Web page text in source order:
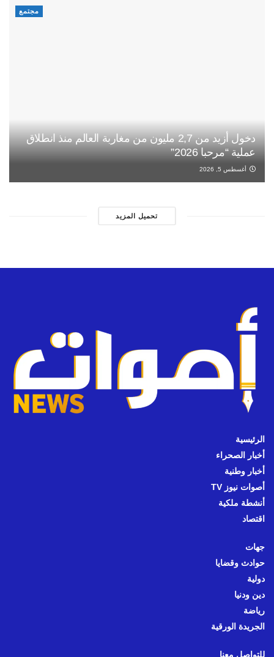
مجتمع
دخول أزيد من 2,7 مليون من مغاربة العالم منذ انطلاق
عملية “مرحبا 2026”
أغسطس 5, 2026
تحميل المزيد
الرئيسية
أخبار الصحراء
أخبار وطنية
أصوات نيوز TV
أنشطة ملكية
اقتصاد
جهات
حوادث وقضايا
دولية
دين ودنيا
رياضة
الجريدة الورقية
للتواصل معنا